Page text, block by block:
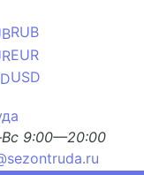
RUB
EUR
USD
9:00—20:00